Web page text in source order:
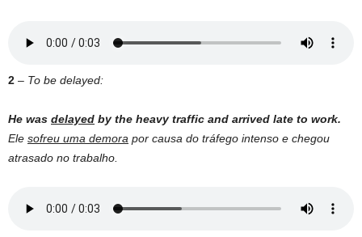
2 – To be delayed:
He was delayed by the heavy traffic and arrived late to work.
Ele sofreu uma demora por causa do tráfego intenso e chegou
atrasado no trabalho.